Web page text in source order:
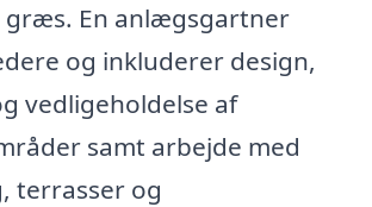
græs. En anlægsgartner
og inkluderer design,
vedligeholdelse af
samt arbejde med
terrasser og